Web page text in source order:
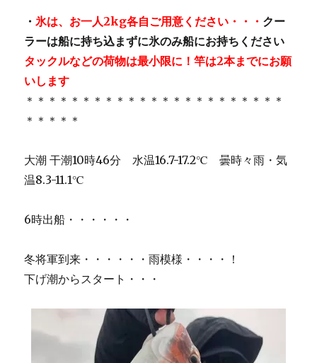
・氷は、お一人2kg各自ご用意ください・・・ クー
ラーは船に持ち込まずに氷のみ船にお持ちください
タックルなどの荷物は最小限に！竿は2本までにお願
いします
＊＊＊＊＊＊＊＊＊＊＊＊＊＊＊＊＊＊＊＊＊＊＊
＊＊＊＊＊
大潮 干潮10時46分 水温16.7-17.2℃ 曇時々雨・気
温8.3-11.1℃
6時出船・・・・・・
冬将軍到来・・・・・・雨模様・・・・！
下げ潮からスタート・・・